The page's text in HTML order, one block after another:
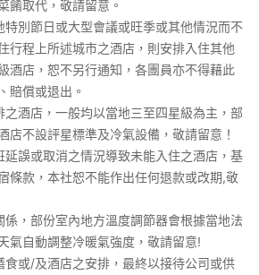
餚取代，敬請留意。
特別節日或大型會議或旺季或其他情況而不
行程上所述城市之酒店，則安排入住其他
酒店，恕不另行通知，各團員亦不得藉此
賠償或退出。
之酒店，一般均以當地三至四星級為主，部
店不設評星標準及冷氣設備，敬請留意！
延誤或取消之情況導致未能入住之酒店，基
條款，本社恕不能作出任何退款或改期,敬
係，部份室內地方溫度調節器會根據當地法
氣自動調整冷暖氣強度，敬請留意!
食或/及酒店之安排，最終以接待公司或供